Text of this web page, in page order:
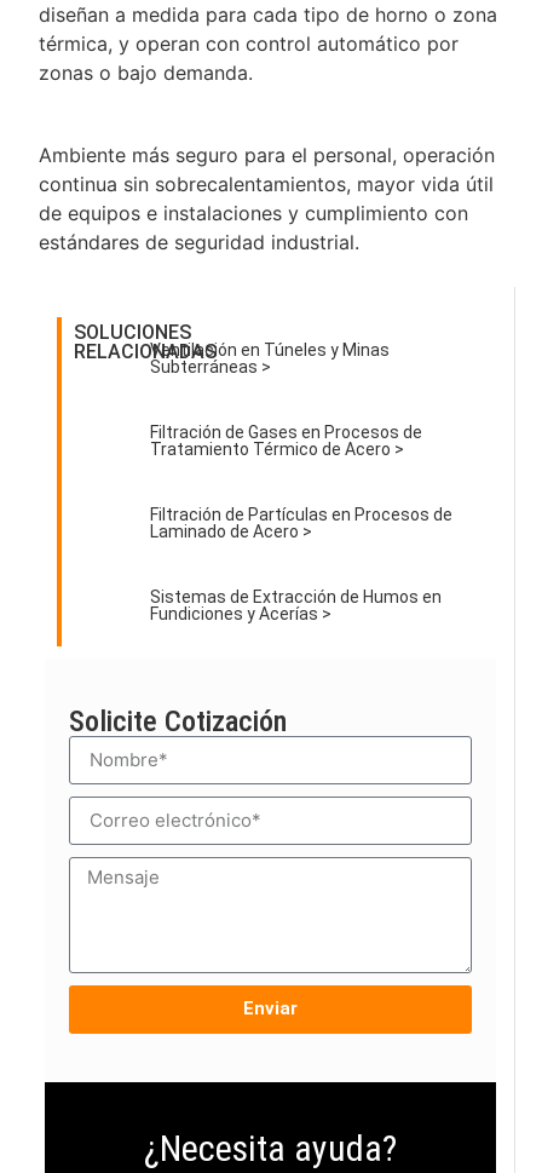
SOLUCIONES
RELACIONADASVentilación en Túneles y Minas
Subterráneas >
Filtración de Gases en Procesos de
Tratamiento Térmico de Acero >
Filtración de Partículas en Procesos de
Laminado de Acero >
Sistemas de Extracción de Humos en
Fundiciones y Acerías >
Solicite Cotización
Enviar
¿Necesita ayuda?
diseñan a medida para cada tipo de horno o zona
térmica, y operan con control automático por
zonas o bajo demanda.
Ambiente más seguro para el personal, operación
continua sin sobrecalentamientos, mayor vida útil
de equipos e instalaciones y cumplimiento con
estándares de seguridad industrial.